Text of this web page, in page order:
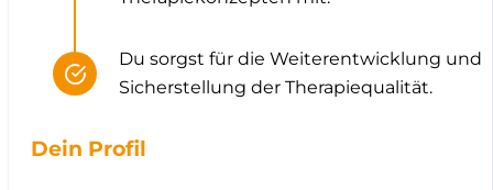
Du sorgst für die Weiterentwicklung und
Sicherstellung der Therapiequalität.
Dein Profil